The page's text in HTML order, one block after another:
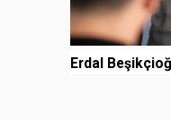
Erdal